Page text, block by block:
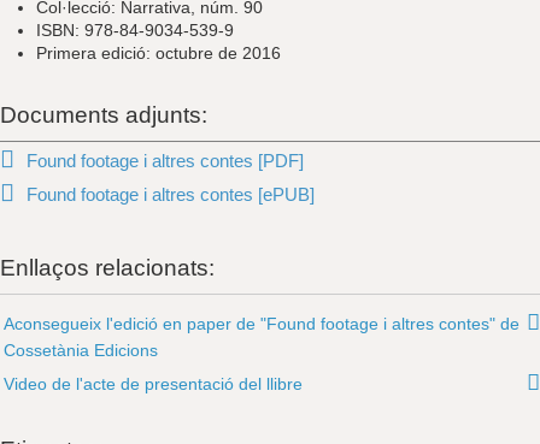
Col·lecció: Narrativa, núm. 90
ISBN: 978-84-9034-539-9
Primera edició: octubre de 2016
Documents adjunts:
Found footage i altres contes [PDF]
Found footage i altres contes [ePUB]
Enllaços relacionats:
Aconsegueix l'edició en paper de "Found footage i altres contes" de
Cossetània Edicions
Video de l'acte de presentació del llibre